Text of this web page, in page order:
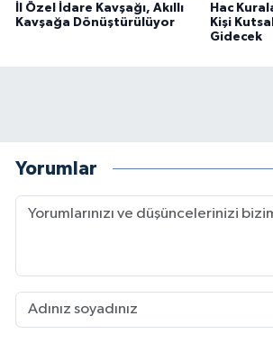
İl Özel İdare Kavşağı, Akıllı
Kavşağa Dönüştürülüyor
Hac
Kişi
Gidecek
Yorumlar